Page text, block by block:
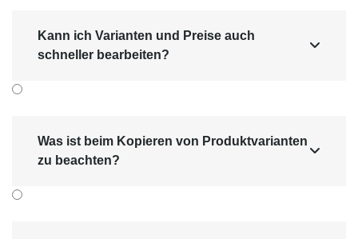
Kann ich Varianten und Preise auch
schneller bearbeiten?

Was ist beim Kopieren von Produktvarianten
zu beachten?
